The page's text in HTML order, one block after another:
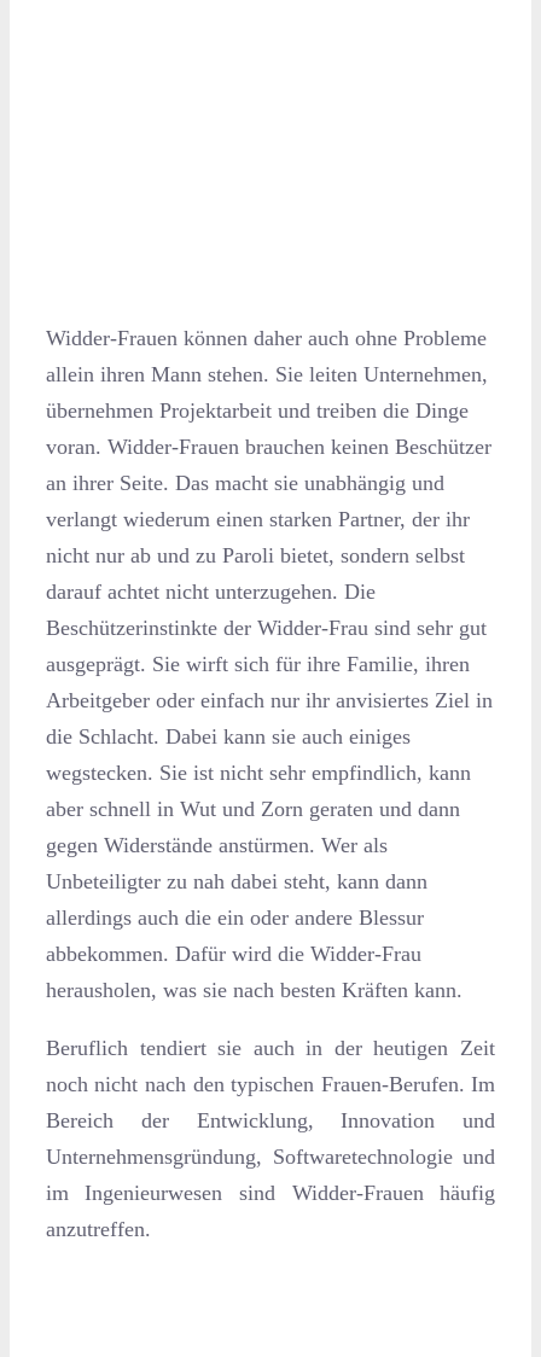
Widder-Frauen können daher auch ohne Probleme
allein ihren Mann stehen. Sie leiten Unternehmen,
übernehmen Projektarbeit und treiben die Dinge
voran. Widder-Frauen brauchen keinen Beschützer
an ihrer Seite. Das macht sie unabhängig und
verlangt wiederum einen starken Partner, der ihr
nicht nur ab und zu Paroli bietet, sondern selbst
darauf achtet nicht unterzugehen. Die
Beschützerinstinkte der Widder-Frau sind sehr gut
ausgeprägt. Sie wirft sich für ihre Familie, ihren
Arbeitgeber oder einfach nur ihr anvisiertes Ziel in
die Schlacht. Dabei kann sie auch einiges
wegstecken. Sie ist nicht sehr empfindlich, kann
aber schnell in Wut und Zorn geraten und dann
gegen Widerstände anstürmen. Wer als
Unbeteiligter zu nah dabei steht, kann dann
allerdings auch die ein oder andere Blessur
abbekommen. Dafür wird die Widder-Frau
herausholen, was sie nach besten Kräften kann.
Beruflich tendiert sie auch in der heutigen Zeit
noch nicht nach den typischen Frauen-Berufen. Im
Bereich der Entwicklung, Innovation und
Unternehmensgründung, Softwaretechnologie und
im Ingenieurwesen sind Widder-Frauen häufig
anzutreffen.